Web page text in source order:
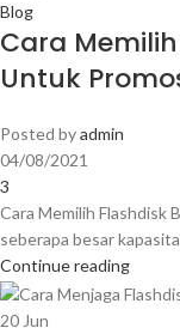
Blog
Cara
Untuk
Posted byadmin
04/08/2021
3
Cara Memilih Flashdisk
seberapa besar
Continue reading
20 Jun